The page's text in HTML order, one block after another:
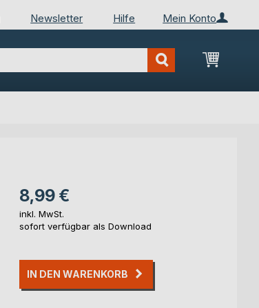
Mein Konto
Newsletter Hilfe
Mein
8,99 €
inkl. MwSt.
sofort verfügbar als Download
IN DEN WARENKORB